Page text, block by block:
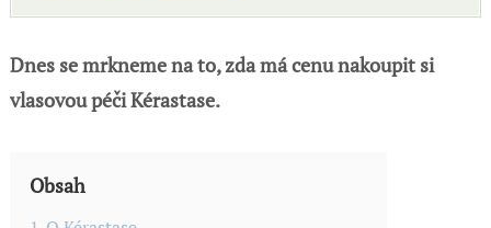
Dnes se mrkneme na to, zda má cenu nakoupit si
vlasovou péči Kérastase.
Obsah